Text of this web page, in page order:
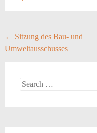
Post
navigation
← Sitzung des Bau- und
Umweltausschusses
Search